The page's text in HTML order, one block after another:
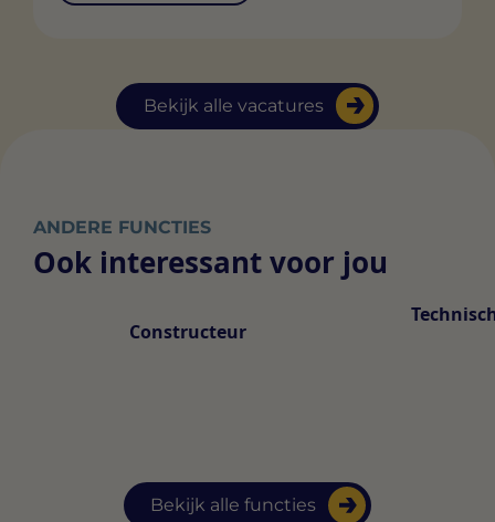
Bekijk alle vacatures
ANDERE FUNCTIES
Ook interessant voor jou
Bekijk alle functies
Constructeur